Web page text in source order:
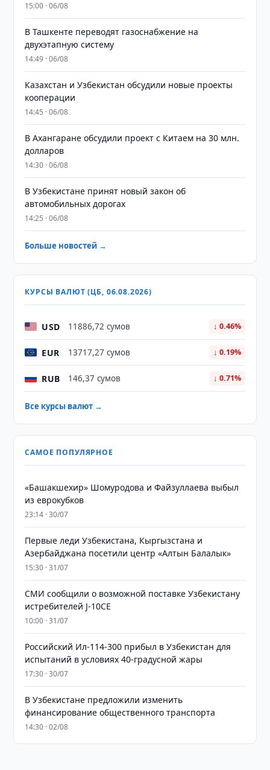
15:00 · 06/08
В Ташкенте переводят газоснабжение на
двухэтапную систему
14:49 · 06/08
Казахстан и Узбекистан обсудили новые проекты
кооперации
14:45 · 06/08
В Ахангаране обсудили проект с Китаем на 30 млн.
долларов
14:30 · 06/08
В Узбекистане принят новый закон об
автомобильных дорогах
14:25 · 06/08
Больше новостей →
КУРСЫ ВАЛЮТ (ЦБ, 06.08.2026)
USD 11886,72 сумов ↓ 0.46%
EUR 13717,27 сумов ↓ 0.19%
RUB 146,37 сумов ↓ 0.71%
Все курсы валют →
САМОЕ ПОПУЛЯРНОЕ
«Башакшехир» Шомуродова и Файзуллаева выбыл
из еврокубков
23:14 · 30/07
Первые леди Узбекистана, Кыргызстана и
Азербайджана посетили центр «Алтын Балалык»
15:30 · 31/07
СМИ сообщили о возможной поставке Узбекистану
истребителей J-10CE
10:00 · 31/07
Российский Ил-114-300 прибыл в Узбекистан для
испытаний в условиях 40-градусной жары
17:30 · 30/07
В Узбекистане предложили изменить
финансирование общественного транспорта
14:30 · 02/08